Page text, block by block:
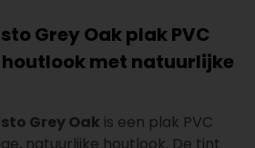
Grey Oak plak PVC
houtlook met natuurlijke
Grey Oak is een plak PVC
natuurlijke houtlook. De tint